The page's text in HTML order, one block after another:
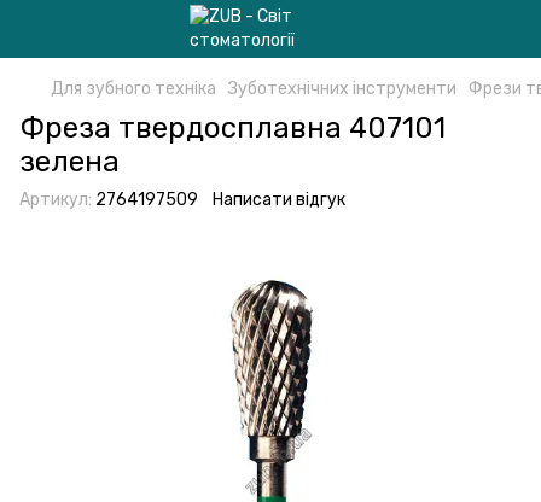
Для зубного техніка Зуботехнічних інструменти Фрези
Фреза твердосплавна 407101
зелена
Артикул: 2764197509 Написати відгук